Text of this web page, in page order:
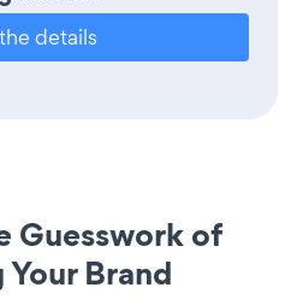
details
Guesswork of
Brand